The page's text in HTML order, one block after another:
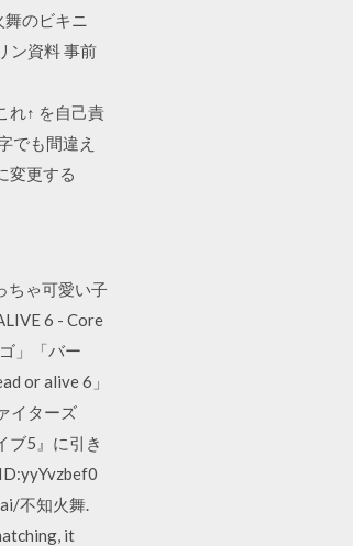
のビキニ
ン資料 事前
れ↑ を自己責
でも間違え
変更する
ちゃ可愛い子
6 - Core
」「バー
or alive 6」
イターズ
ブ5』に引き
不知火舞.
it